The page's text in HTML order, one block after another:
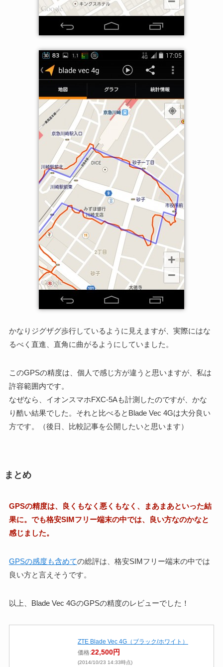
かなりジグザグ歩行しているように見えますが、実際にはな
るべく直進、直角に曲がるようにしていました。
このGPSの精度は、個人で感じ方が違うと思いますが、私は
許容範囲内です。
なぜなら、イオンスマホFXC-5Aも計測したのですが、かな
り酷い結果でした。それと比べるとBlade Vec 4Gは大分良い
方です。（後日、比較記事を公開したいと思います）
まとめ
GPSの精度は、良くもなく悪くもなく、まあまあといった結
果に。でも格安SIMフリー端末の中では、良い方なのかなと
感じました。
GPSの感度も含めての総評は、格安SIMフリー端末の中では
良い方と言えそうです。
以上、Blade Vec 4GのGPSの精度のレビューでした！
ZTE Blade Vec 4G（ブラック/ホワイト）
価格:22,500円
(2014/10/23 14:33時点)